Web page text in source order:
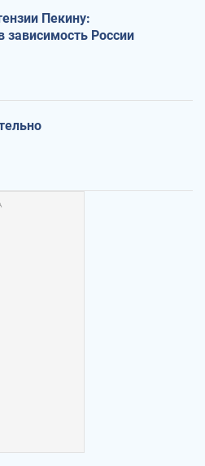
Пекину:
России